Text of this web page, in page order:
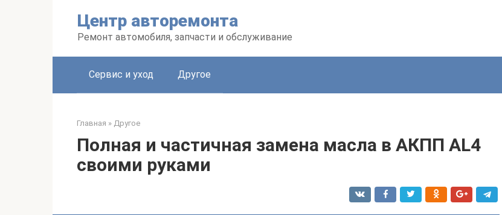
Центр авторемонта
Ремонт автомобиля, запчасти и обслуживание
Сервис и уход Другое
Главная » Другое
Полная и частичная замена масла в АКПП AL4
своими руками